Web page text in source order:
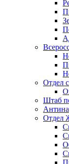
Отдел
Штаб
Отдел